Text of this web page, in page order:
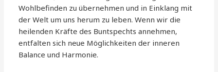
Wohlbefinden zu übernehmen und in Einklang mit
der Welt um uns herum zu leben. Wenn wir die
heilenden Kräfte des Buntspechts annehmen,
entfalten sich neue Möglichkeiten der inneren
Balance und Harmonie.